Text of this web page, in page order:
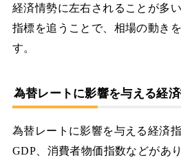
経済情勢に左右されることが多
指標を追うことで、相場の動き
す。
為替レートに影響を与える経
為替レートに影響を与える経済
GDP、消費者物価指数などがあ